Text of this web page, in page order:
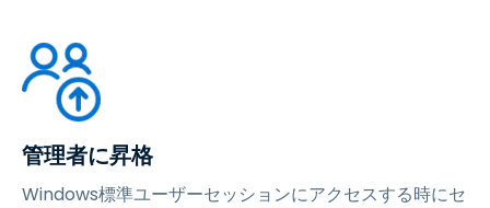
管理者に昇格
Windows標準ユーザーセッションにアクセスする時にセ